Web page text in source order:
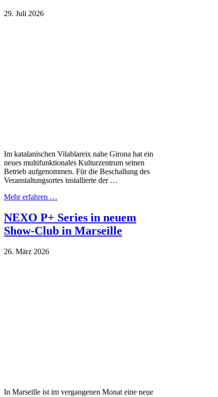
29. Juli 2026
Im katalanischen Vilablareix nahe Girona hat ein
neues multifunktionales Kulturzentrum seinen
Betrieb aufgenommen. Für die Beschallung des
Veranstaltungsortes installierte der …
Mehr erfahren …
NEXO P+ Series in neuem
Show-Club in Marseille
26. März 2026
In Marseille ist im vergangenen Monat eine neue